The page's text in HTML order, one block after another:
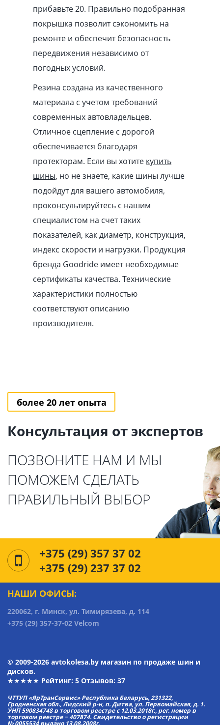
прибавьте 20. Правильно подобранная
покрышка позволит сэкономить на
ремонте и обеспечит безопасность
передвижения независимо от
погодных условий.
Резина создана из качественного
материала с учетом требований
современных автовладельцев.
Отличное сцепление с дорогой
обеспечивается благодаря
протекторам. Если вы хотите купить
шины, но не знаете, какие шины лучше
подойдут для вашего автомобиля,
проконсультируйтесь с нашим
специалистом на счет таких
показателей, как диаметр, конструкция,
индекс скорости и нагрузки. Продукция
бренда Goodride имеет необходимые
сертификаты качества. Технические
характеристики полностью
соответствуют описанию
производителя.
более 20 лет опыта
Консультация от экспертов
ПОЗВОНИТЕ НАМ И МЫ
ПОМОЖЕМ СДЕЛАТЬ
ПРАВИЛЬНЫЙ ВЫБОР
+375 (29) 357 37 02
+375 (29) 237 37 02
НАШИ ОФИСЫ:
220062, г. Минск, ул. Тимирязева, д. 114
+375 (29) 357-37-02 Velcom
© 2009-2026 avtokolesa.by магазин по продаже шин и
дисков.
★★★★★ Рейтинг: 5 Отзывов: 37
ЧТТУП «ЯрТранСервис» Республика Беларусь, 231322,
Гродненская обл., Лидский р-н, п. Дитва, ул. Первомайская, д. 1.
УНП 590834748 в торговом реестре с 12.03.2018г., рег. номер в
торговом реестре − 407874. Свидетельство о регистрации
№ 0055534 выдано 13.08.2008г.